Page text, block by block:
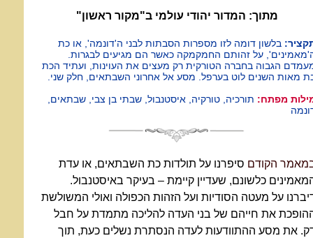
מתוך: המדור יהודי עולמי ב"מקור ראשון"
בלשון דומה לזו מספרות הסבתות לבני ה'דונמה', או כת
על זהותם החמקמקה כאשר הם מגיעים לבגרות.
הגבוה בחברה הטורקית רק מעצים את העוינות, ועתיד הכת
מאות השנים לוט בערפל. מסע אל אחרוני השבתאים, חלק שני.
מפתח: תורכיה, טורקיה, איסטנבול, שבתי בן צבי, שבתאים,
הקודם סיפרנו על תולדות כת השבתאים, או עדת
כלשונם, שעדיין קיימת – בעיקר באיסטנבול.
על מעטה הסודיות ועל הזהות הכפולה ואולי המשולשת
את חייהם של בני העדה להליכה מתמדת על חבל
את מסע ההתוודעות לעדה הנסתרת נשלים כעת, תוך